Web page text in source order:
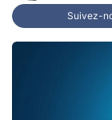
Suivez-